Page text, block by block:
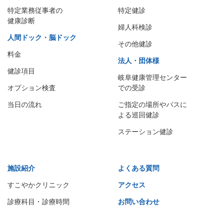
特定業務従事者の
健康診断
人間ドック・脳ドック
料金
健診項目
オプション検査
当日の流れ
特定健診
婦人科検診
その他健診
法人・団体様
岐阜健康管理センター
での受診
ご指定の場所やバスに
よる巡回健診
ステーション健診
施設紹介
すこやかクリニック
診療科目・診療時間
よくある質問
アクセス
お問い合わせ